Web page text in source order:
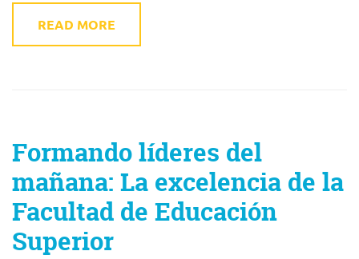
READ MORE
Formando líderes del
mañana: La excelencia de la
Facultad de Educación
Superior